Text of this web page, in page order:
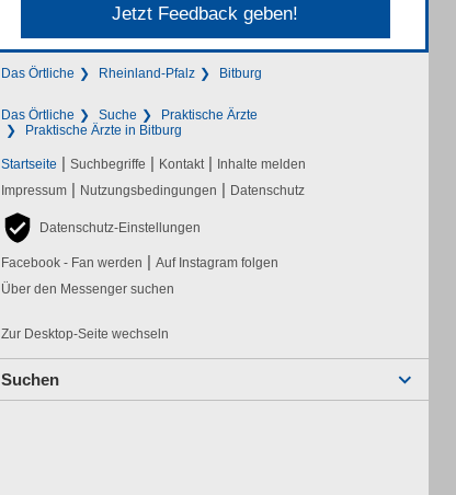
Jetzt Feedback geben!
Das Örtliche Rheinland-Pfalz Bitburg
Das Örtliche Suche
Praktische Ärzte
Praktische Ärzte in Bitburg
Startseite | Suchbegriffe | Kontakt | Inhalte melden
Impressum | Nutzungsbedingungen | Datenschutz
Datenschutz-Einstellungen
Facebook - Fan werden | Auf Instagram folgen
Über den Messenger suchen
Zur Desktop-Seite wechseln
Suchen